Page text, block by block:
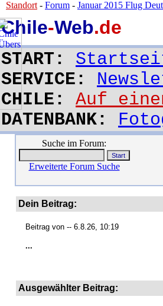
Chile-Web.de
START:
SERVICE:
CHILE: Auf
DATENBANK:
Standort - Forum - Januar 2015 Flug
Suche im Forum:
Erweiterte Forum Suche
Dein Beitrag:
Beitrag von -- 6.8.26, 10:19
...
Ausgewählter Beitrag: